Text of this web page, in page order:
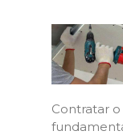
Contratar